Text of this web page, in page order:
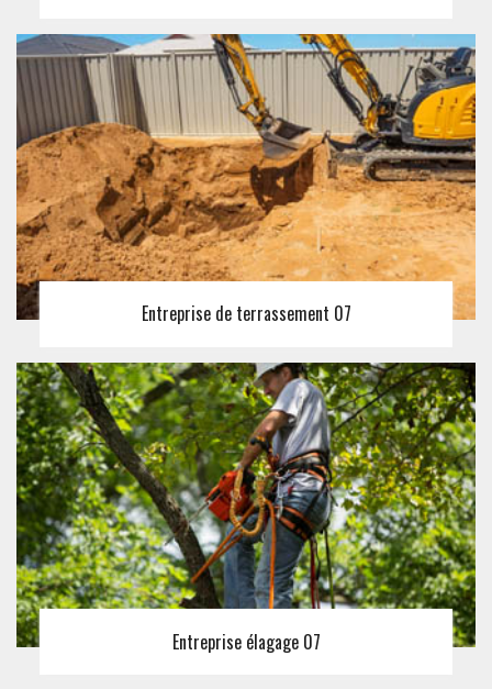
Entreprise de terrassement 07
Entreprise élagage 07